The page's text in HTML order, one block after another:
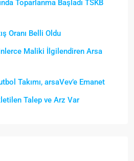
Toparlanma Başladı TSKB
Oranı Belli Oldu
Maliki İlgilendiren Arsa
Takımı, arsaVev’e Emanet
Talep ve Arz Var